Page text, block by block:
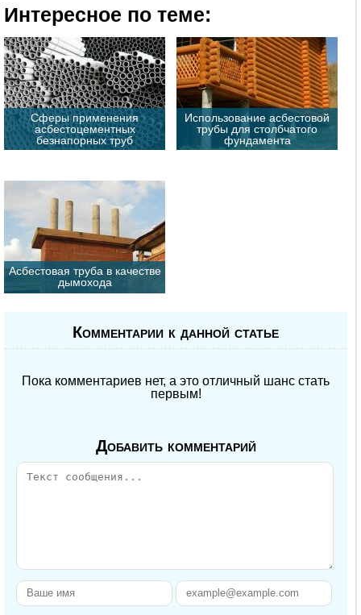
Интересное по теме:
Сферы применения
асбестоцементных
безнапорных труб
Использование асбестовой
трубы для столбчатого
фундамента
Асбестовая труба в качестве
дымохода
Комментарии к данной статье
Пока комментариев нет, а это отличный шанс стать
первым!
Добавить комментарий